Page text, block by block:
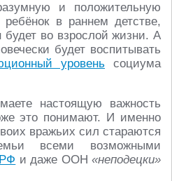
и положительную
в раннем детстве,
во взрослой жизни. А
будет воспитывать
уровень социума
настоящую важность
это понимают. И именно
вражьих сил стараются
всеми возможными
и даже ООН«неподецки»